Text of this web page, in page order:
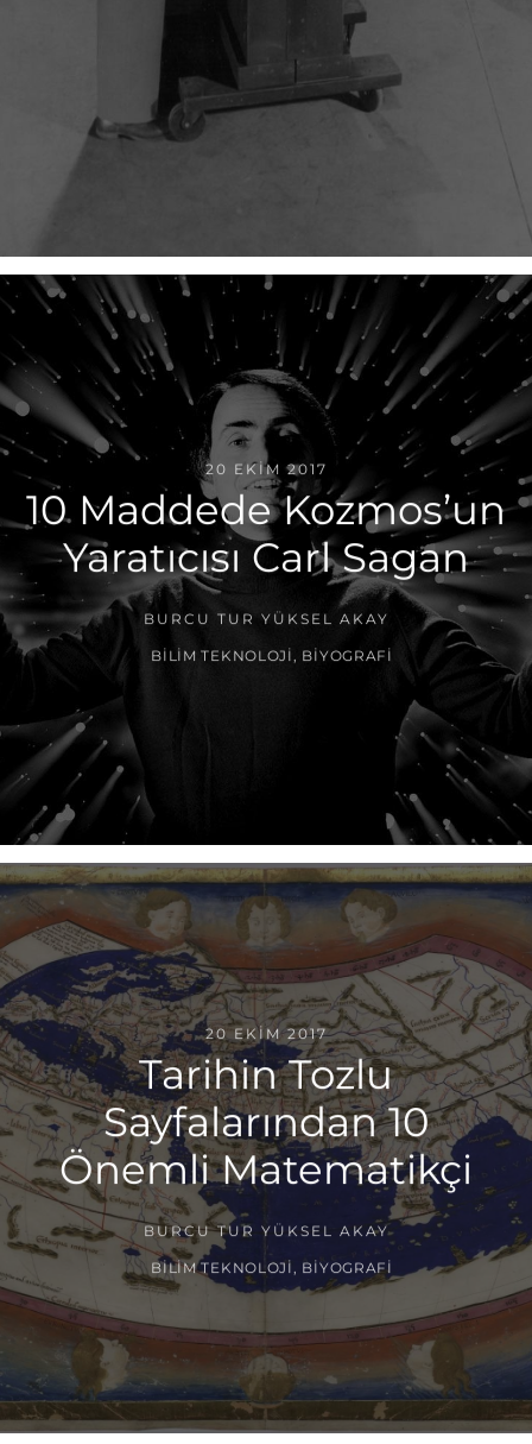
20 EKIM 2017
10 Maddede Kozmos’un
Yaratıcısı Carl Sagan
BURCU TUR YÜKSEL AKAY
BILIM TEKNOLOJI BIYOGRAFI
20 EKIM 2017
Tarihin Tozlu
Sayfalarından 10
Önemli Matematikçi
BURCU TUR YÜKSEL AKAY
BILIM TEKNOLOJI BIYOGRAFI